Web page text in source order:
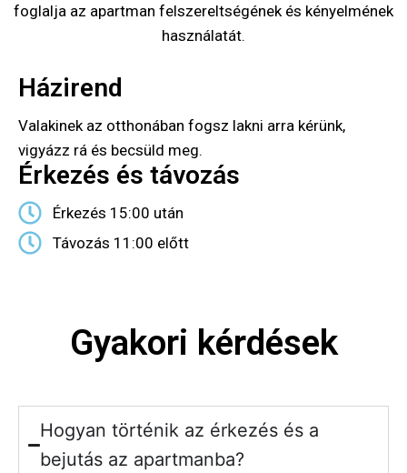
foglalja az apartman felszereltségének és kényelmének
használatát.
Házirend
Valakinek az otthonában fogsz lakni arra kérünk,
vigyázz rá és becsüld meg.
Érkezés és távozás
Érkezés 15:00 után
Távozás 11:00 előtt
Gyakori kérdések
Hogyan történik az érkezés és a
bejutás az apartmanba?